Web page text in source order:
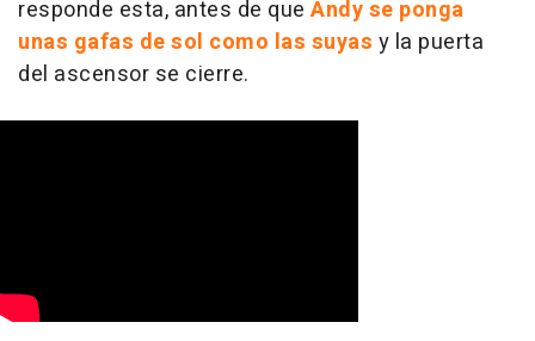
responde esta, antes de que Andy se ponga
unas gafas de sol como las suyas y la puerta
del ascensor se cierre.